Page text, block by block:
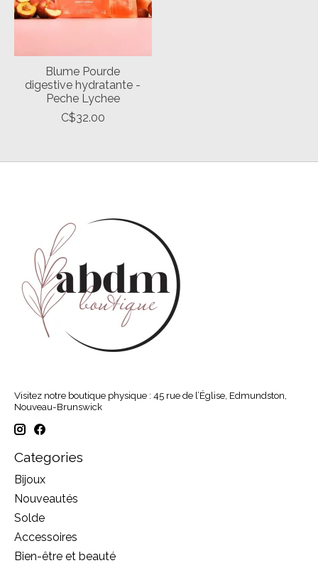
Blume Pourde
digestive hydratante -
Peche Lychee
C$32.00
Visitez notre boutique physique : 45 rue de l’Église, Edmundston,
Nouveau-Brunswick
Categories
Bijoux
Nouveautés
Solde
Accessoires
Bien-être et beauté